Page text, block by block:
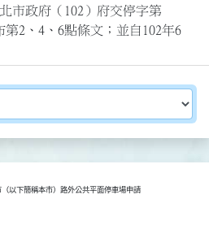
市政府（102）府交停字第
第2、4、6點條文；並自102年6
以下簡稱本市）路外公共平面停車場申請